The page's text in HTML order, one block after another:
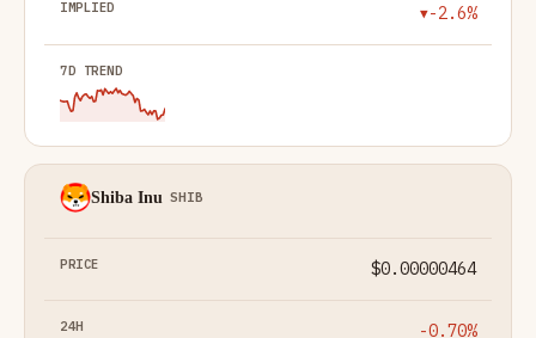
▼-2.6%
Shiba Inu SHIB
$0.00000464
-0.70%